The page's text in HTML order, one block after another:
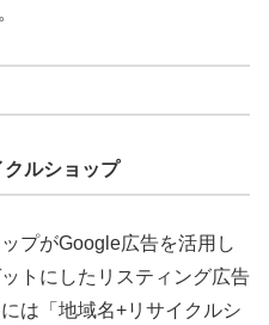
ルショップ
プがGoogle広告を活用し
トにしたリスティング広告
は「地域名+リサイクルシ